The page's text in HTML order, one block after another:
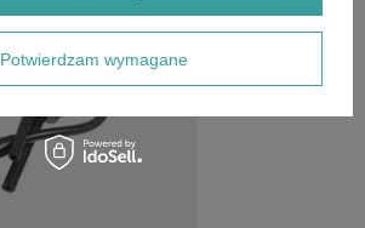
Potwierdzam wymagane